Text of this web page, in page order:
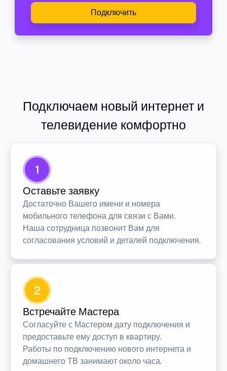
Подключить
Подключаем новый интернет и
телевидение комфортно
1
Оставьте заявку
Достаточно Вашего имени и номера
мобильного телефона для связи с Вами.
Наша сотрудница позвонит Вам для
согласования условий и деталей подключения.
2
Встречайте Мастера
Согласуйте с Мастером дату подключения и
предоставьте ему доступ в квартиру.
Работы по подключению нового интернета и
домашнего ТВ занимают около часа.